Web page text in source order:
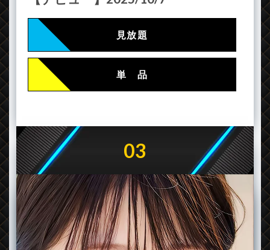
見放題
単 品
03